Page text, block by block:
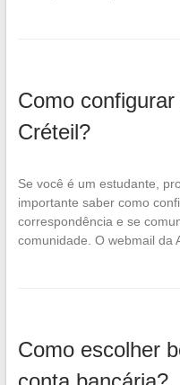
Como
Créteil?
Se você é um estudante,
importante saber como
correspondência e se
comunidade. O webmail da
Como escolher